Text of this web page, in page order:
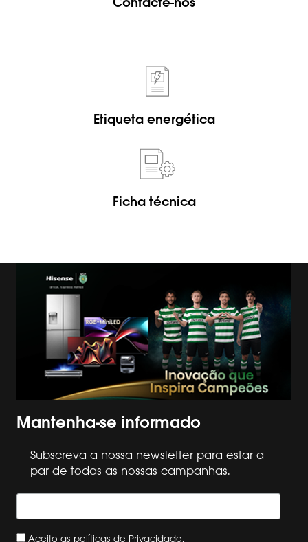
Contacte-nos
Etiqueta energética
Ficha técnica
Mantenha-se informado
Subscreva a nossa newsletter para estar a
par de todas as nossas campanhas.
Aceito as políticas de Privacidade.